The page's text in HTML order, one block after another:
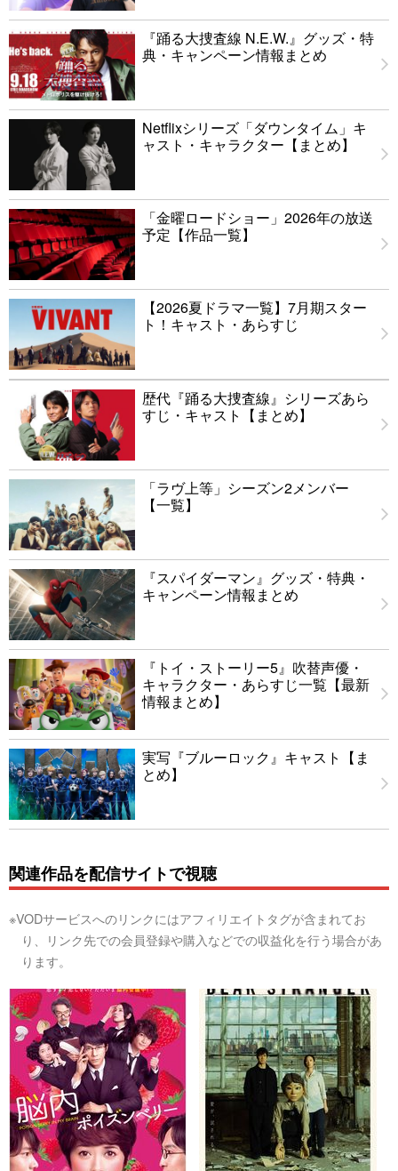
『踊る大捜査線 N.E.W.』グッズ・特
典・キャンペーン情報まとめ
Netflixシリーズ「ダウンタイム」キ
ャスト・キャラクター【まとめ】
「金曜ロードショー」2026年の放送
予定【作品一覧】
【2026夏ドラマ一覧】7月期スター
ト！キャスト・あらすじ
歴代『踊る大捜査線』シリーズあら
すじ・キャスト【まとめ】
「ラヴ上等」シーズン2メンバー
【一覧】
『スパイダーマン』グッズ・特典・
キャンペーン情報まとめ
『トイ・ストーリー5』吹替声優・
キャラクター・あらすじ一覧【最新
情報まとめ】
実写『ブルーロック』キャスト【ま
とめ】
関連作品を配信サイトで視聴
※VODサービスへのリンクにはアフィリエイトタグが含まれてお
り、リンク先での会員登録や購入などでの収益化を行う場合があ
ります。